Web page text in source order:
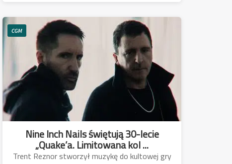
CGM
Nine Inch Nails świętują 30-lecie
„Quake’a. Limitowana kol ...
Trent Reznor stworzył muzykę do kultowej gry